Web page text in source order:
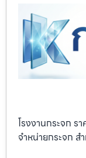
โรงงานกระจก ร
จำหน่ายกระจก ส